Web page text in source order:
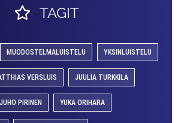
TAGIT
MUODOSTELMALUISTELU YKSINLUISTELU
VERSLUIS JUULIA TURKKILA
JUHO PIRINEN YUKA ORIHARA